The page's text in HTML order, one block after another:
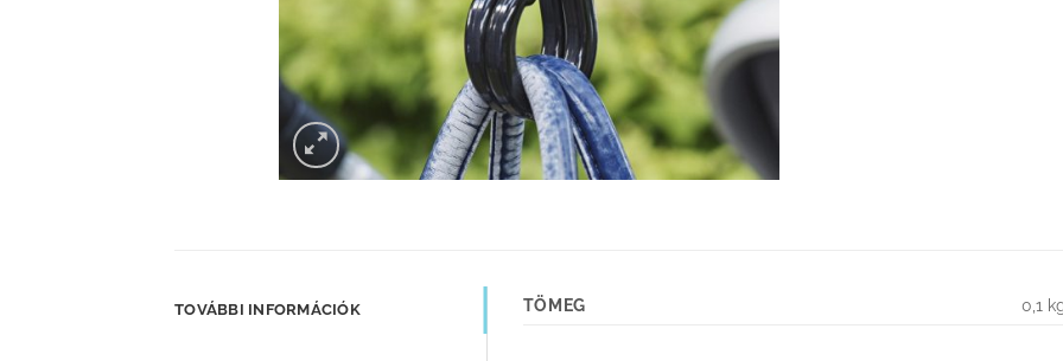
TOVÁBBI INFORMÁCIÓK TÖMEG 0,1